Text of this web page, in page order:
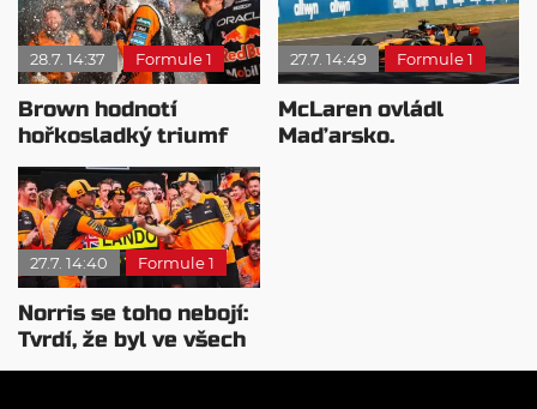
28.7. 14:37 Formule 1
Brown hodnotí
hořkosladký triumf
McLarenu v
Maďarsku
27.7. 14:49 Formule 1
McLaren ovládl
Maďarsko.
27.7. 14:40 Formule 1
Norris se toho nebojí:
Tvrdí, že byl ve všech
směrech lepší